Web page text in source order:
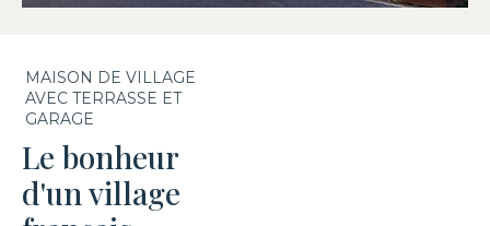
MAISON DE VILLAGE
AVEC TERRASSE ET
GARAGE
Le bonheur
d'un village